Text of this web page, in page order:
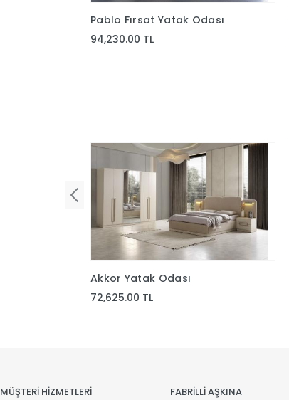
Pablo Fırsat Yatak Odası
94,230.00 TL
Akkor Yatak Odası
72,625.00 TL
MÜŞTERİ HİZMETLERİ FABRİLLİ AŞKINA